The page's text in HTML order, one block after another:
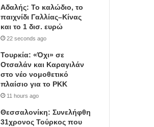
Αδαλής: Το καλώδιο, το
παιχνίδι Γαλλίας–Κίνας
και το 1 δισ. ευρώ
22 seconds ago
Τουρκία: «Όχι» σε
Οτσαλάν και Καραγιλάν
στο νέο νομοθετικό
πλαίσιο για το PKK
11 hours ago
Θεσσαλονίκη: Συνελήφθη
31χρονος Τούρκος που